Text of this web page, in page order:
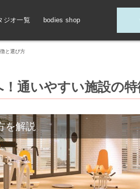
ジオ一覧 bodies shop
と選び方
通いやすい施設の
を解説